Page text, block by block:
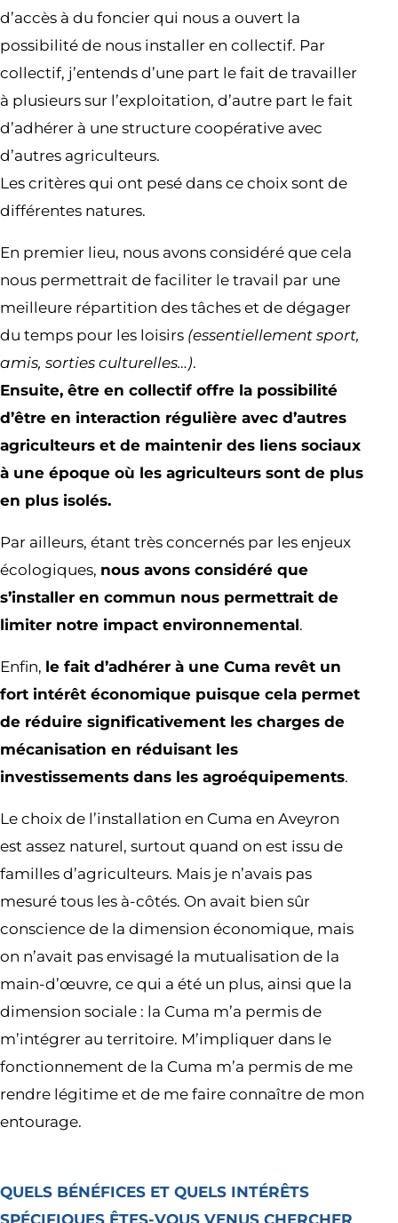
d’accès à du foncier qui nous a ouvert la
possibilité de nous installer en collectif. Par
collectif, j’entends d’une part le fait de travailler
à plusieurs sur l’exploitation, d’autre part le fait
d’adhérer à une structure coopérative avec
d’autres agriculteurs.
Les critères qui ont pesé dans ce choix sont de
différentes natures.
En premier lieu, nous avons considéré que cela
nous permettrait de faciliter le travail par une
meilleure répartition des tâches et de dégager
du temps pour les loisirs (essentiellement sport,
amis, sorties culturelles…).
Ensuite, être en collectif offre la possibilité
d’être en interaction régulière avec d’autres
agriculteurs et de maintenir des liens sociaux
à une époque où les agriculteurs sont de plus
en plus isolés.
Par ailleurs, étant très concernés par les enjeux
écologiques, nous avons considéré que
s’installer en commun nous permettrait de
limiter notre impact environnemental.
Enfin, le fait d’adhérer à une Cuma revêt un
fort intérêt économique puisque cela permet
de réduire significativement les charges de
mécanisation en réduisant les
investissements dans les agroéquipements.
Le choix de l’installation en Cuma en Aveyron
est assez naturel, surtout quand on est issu de
familles d’agriculteurs. Mais je n’avais pas
mesuré tous les à-côtés. On avait bien sûr
conscience de la dimension économique, mais
on n’avait pas envisagé la mutualisation de la
main-d’œuvre, ce qui a été un plus, ainsi que la
dimension sociale : la Cuma m’a permis de
m’intégrer au territoire. M’impliquer dans le
fonctionnement de la Cuma m’a permis de me
rendre légitime et de me faire connaître de mon
entourage.
QUELS BÉNÉFICES ET QUELS INTÉRÊTS
SPÉCIFIQUES ÊTES-VOUS VENUS CHERCHER